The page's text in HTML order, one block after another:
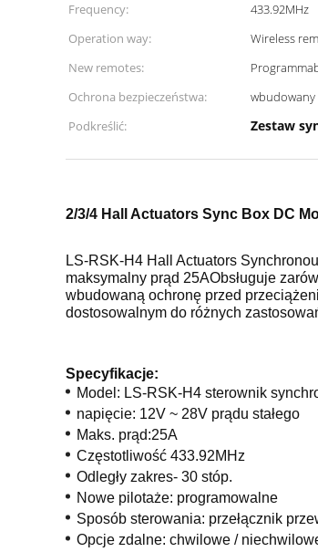
Frequency:
433.92MHz
Operation way:
Wireless
New remotes:
Ochrona bezpieczeństwa:
wbudowany
Podkreślić:
Zestaw
2/3/4 Hall Actuators Sync Box DC
LS-RSK-H4 Hall Actuators
maksymalny prąd 25AObsługuje
wbudowaną ochronę przed
dostosowalnym do różnych
Specyfikacje:
Model: LS-RSK-H4 sterownik
napięcie: 12V ~ 28V prądu stałego
Maks. prąd:25A
Częstotliwość 433.92MHz
Odległy zakres- 30 stóp.
Nowe pilotaże: programowalne
Sposób sterowania: przełącznik
Opcje zdalne: chwilowe /